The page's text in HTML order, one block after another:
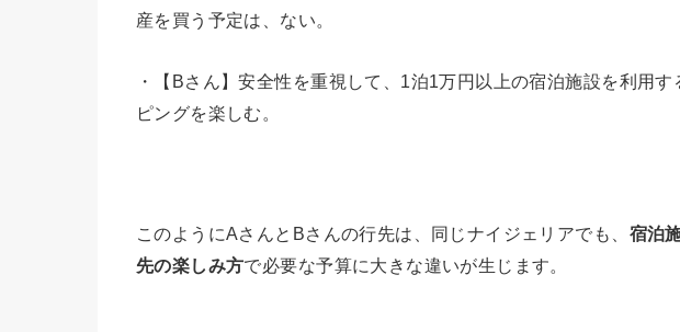
産を買う予定は、ない。
・【Bさん】安全性を重視して、1泊1万円以上の宿泊施設を利用
ピングを楽しむ。
このようにAさんとBさんの行先は、同じナイジェリアでも、 宿泊
先の楽しみ方で必要な予算に大きな違いが生じます。